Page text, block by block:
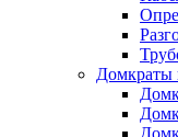
Домкраты